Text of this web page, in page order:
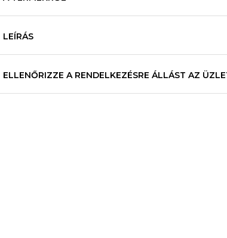
LEÍRÁS
ELLENŐRIZZE A RENDELKEZÉSRE ÁLLÁST AZ